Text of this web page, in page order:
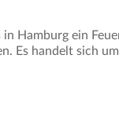
Hamburg ein
Es handelt sich